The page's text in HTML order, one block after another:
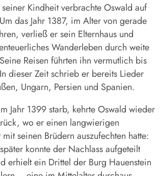
Kindheit verbrachte Oswald auf
das Jahr 1387, im Alter von gerade
verließ er sein Elternhaus und
Wanderleben durch weite
Reisen führten ihn vermutlich bis
dieser Zeit schrieb er bereits Lieder
Ungarn, Persien und Spanien.
Jahr 1399 starb, kehrte Oswald wieder
wo er einen langwierigen
mit seinen Brüdern auszufechten hatte:
konnte der Nachlass aufgeteilt
erhielt ein Drittel der Burg Hauenstein